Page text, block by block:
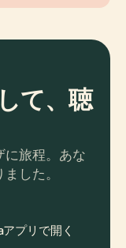
て、聴
に旅程。あな
した。
プリで開く